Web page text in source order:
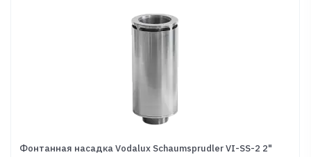
Фонтанная насадка Vodalux Schaumsprudler VI-SS-2 2"